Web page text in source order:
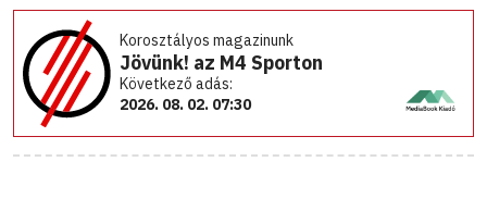
Korosztályos magazinunk
Jövünk! az M4 Sporton
Következő adás:
2026. 08. 02. 07:30